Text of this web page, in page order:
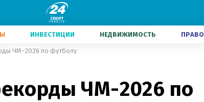
ИНВЕСТИЦИИ НЕДВИЖИМОСТЬ ПРАВО
ЧМ-2026 по футболу
ЧМ-2026 по